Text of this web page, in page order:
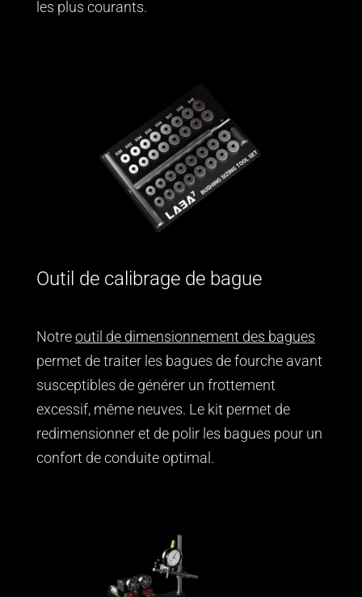
les plus courants.
Outil de calibrage de bague
Notreoutil de dimensionnement des bagues
permet de traiter les bagues de fourche avant
susceptibles de générer un frottement
excessif, même neuves. Le kit permet de
redimensionner et de polir les bagues pour un
confort de conduite optimal.